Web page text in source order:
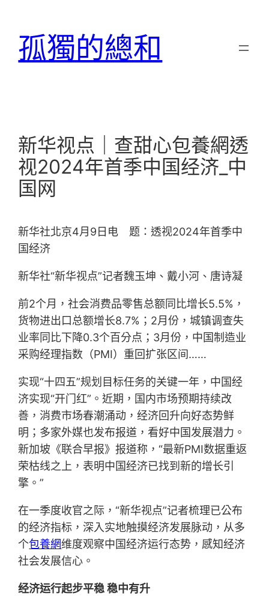
孤獨的總和
新华视点｜查甜心包養網透
视2024年首季中国经济_中
国网
新华社北京4月9日电 题：透视2024年首季中
国经济
新华社“新华视点”记者魏玉坤、戴小河、唐诗凝
前2个月，社会消费品零售总额同比增长5.5%，
货物进出口总额增长8.7%；2月份，城镇调查失
业率同比下降0.3个百分点；3月份，中国制造业
采购经理指数（PMI）重回扩张区间……
实现“十四五”规划目标任务的关键一年，中国经
济实现“开门红”。近期，国内市场预期持续改
善，消费市场春潮涌动，经济回升向好态势鲜
明；多家外媒也发布报道，看好中国发展潜力。
新加坡《联合早报》报道称，“最新PMI数据重返
荣枯线之上，表明中国经济已找到新的增长引
擎。”
在一季度收官之际，“新华视点”记者梳理已公布
的经济指标，深入实地触摸经济发展脉动，从多
个包養網维度观察中国经济运行态势，感知经济
社会发展信心。
经济运行起步平稳 稳中有升